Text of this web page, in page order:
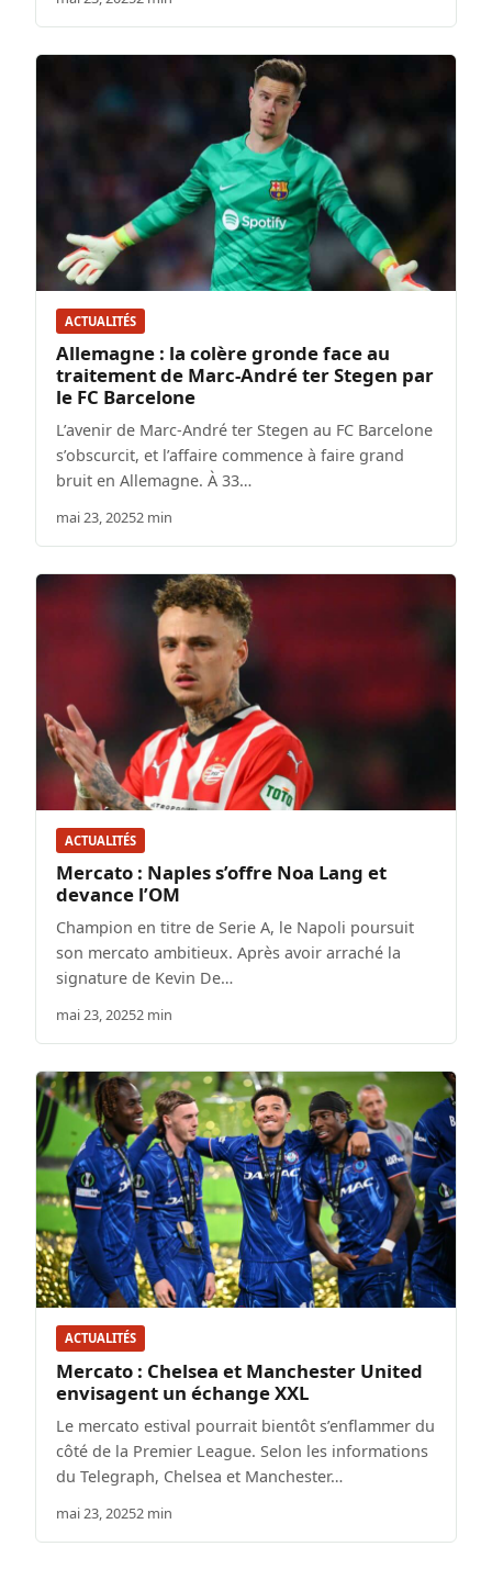
ACTUALITÉS
Allemagne : la colère gronde face au
traitement de Marc-André ter Stegen par
le FC Barcelone
L’avenir de Marc-André ter Stegen au FC Barcelone
s’obscurcit, et l’affaire commence à faire grand
bruit en Allemagne. À 33…
mai 23, 20252 min
ACTUALITÉS
Mercato : Naples s’offre Noa Lang et
devance l’OM
Champion en titre de Serie A, le Napoli poursuit
son mercato ambitieux. Après avoir arraché la
signature de Kevin De…
mai 23, 20252 min
ACTUALITÉS
Mercato : Chelsea et Manchester United
envisagent un échange XXL
Le mercato estival pourrait bientôt s’enflammer du
côté de la Premier League. Selon les informations
du Telegraph, Chelsea et Manchester…
mai 23, 20252 min